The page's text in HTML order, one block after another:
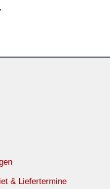
& Liefertermine